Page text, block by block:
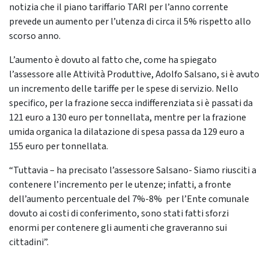
notizia che il piano tariffario TARI per l’anno corrente
prevede un aumento per l’utenza di circa il 5% rispetto allo
scorso anno.
L’aumento è dovuto al fatto che, come ha spiegato
l’assessore alle Attività Produttive, Adolfo Salsano, si è avuto
un incremento delle tariffe per le spese di servizio. Nello
specifico, per la frazione secca indifferenziata si è passati da
121 euro a 130 euro per tonnellata, mentre per la frazione
umida organica la dilatazione di spesa passa da 129 euro a
155 euro per tonnellata.
“Tuttavia – ha precisato l’assessore Salsano- Siamo riusciti a
contenere l’incremento per le utenze; infatti, a fronte
dell’aumento percentuale del 7%-8% per l’Ente comunale
dovuto ai costi di conferimento, sono stati fatti sforzi
enormi per contenere gli aumenti che graveranno sui
cittadini”.